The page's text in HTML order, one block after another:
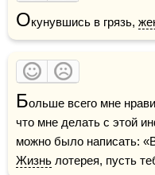
Окунувшись в грязь,
Больше всего мне
что мне делать с этой
можно было написать:
Жизнь лотерея, пусть